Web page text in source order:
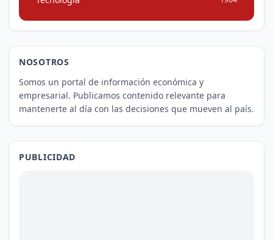
NOSOTROS
Somos un portal de información económica y
empresarial. Publicamos contenido relevante para
mantenerte al día con las decisiones que mueven al país.
PUBLICIDAD